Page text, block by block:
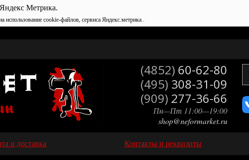
Метрика.
использование cookie-файлов, сервиса Яндекс.метрика .
(4852) 60-62-80
(495) 308-31-09
(909) 277-36-66
Пн—Пт 11:00—19:00
shop@neformarket.ru
и доставка Контакты и реквизиты